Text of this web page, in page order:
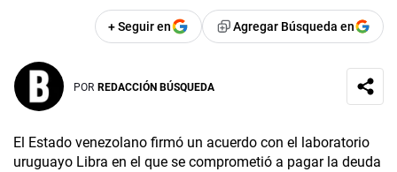
+ Seguir en Agregar Búsqueda en
POR REDACCIÓN BÚSQUEDA
El Estado venezolano firmó un acuerdo con el laboratorio
uruguayo Libra en el que se comprometió a pagar la deuda